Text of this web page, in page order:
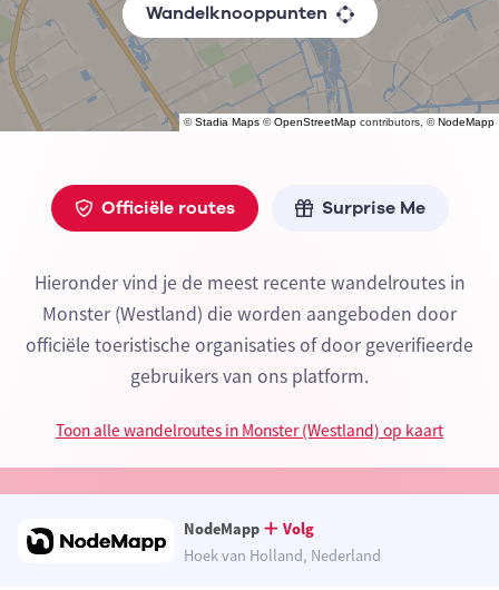
©Stadia Maps ©OpenStreetMap contributors, ©NodeMapp
Wandelknooppunten
Officiële routes Surprise Me
Hieronder vind je de meest recente wandelroutes in
Monster (Westland) die worden aangeboden door
officiële toeristische organisaties of door geverifieerde
gebruikers van ons platform.
Toon alle wandelroutes in Monster (Westland) op kaart
NodeMapp
Volg
Hoek van Holland, Nederland